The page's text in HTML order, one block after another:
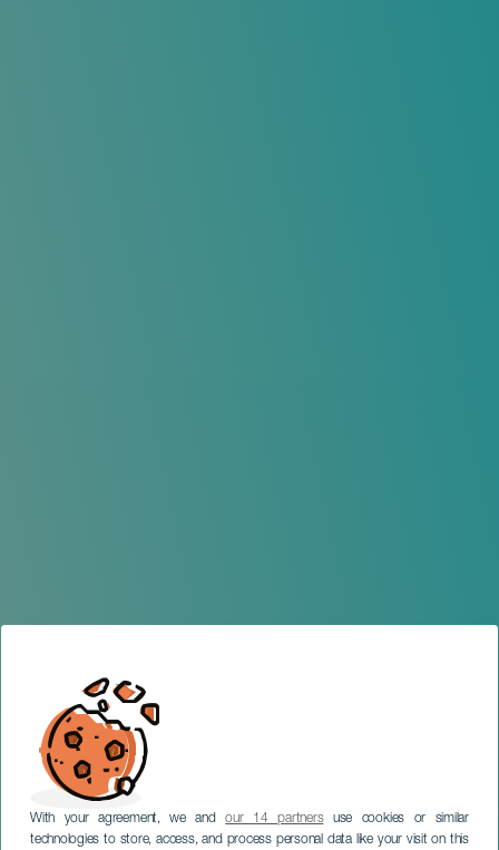
With your agreement, we andour 14 partnersuse cookies or similar
technologies to store, access, and process personal data like your visit on this